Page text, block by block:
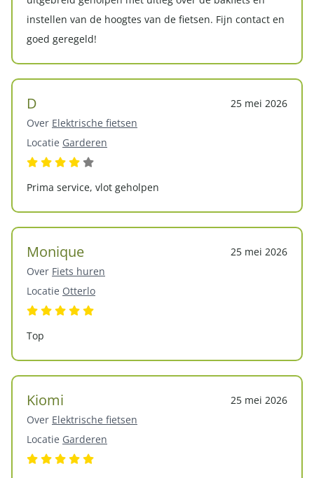
instellen van de hoogtes van de fietsen. Fijn contact en
goed geregeld!
D
25 mei 2026
Over Elektrische fietsen
Locatie Garderen
Prima service, vlot geholpen
Monique
25 mei 2026
Over Fiets huren
Locatie Otterlo
Top
Kiomi
25 mei 2026
Over Elektrische fietsen
Locatie Garderen